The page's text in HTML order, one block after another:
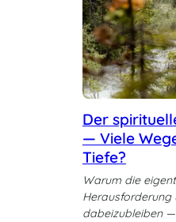
Der
— Viele
Tiefe?
Warum die
Herausforderung
dabeizubleiben